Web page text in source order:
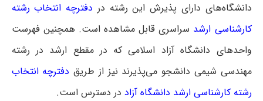
دانشگاه‌های دارای پذیرش این رشته در دفترچه انتخاب رشته
کارشناسی ارشد سراسریقابل مشاهده است. همچنین فهرست
واحدهای دانشگاه آزاد اسلامی که در مقطع ارشد در رشته
مهندسی شیمی دانشجو می‌پذیرند نیز از طریق دفترچه انتخاب
رشته کارشناسی ارشد دانشگاه آزاد در دسترس است.